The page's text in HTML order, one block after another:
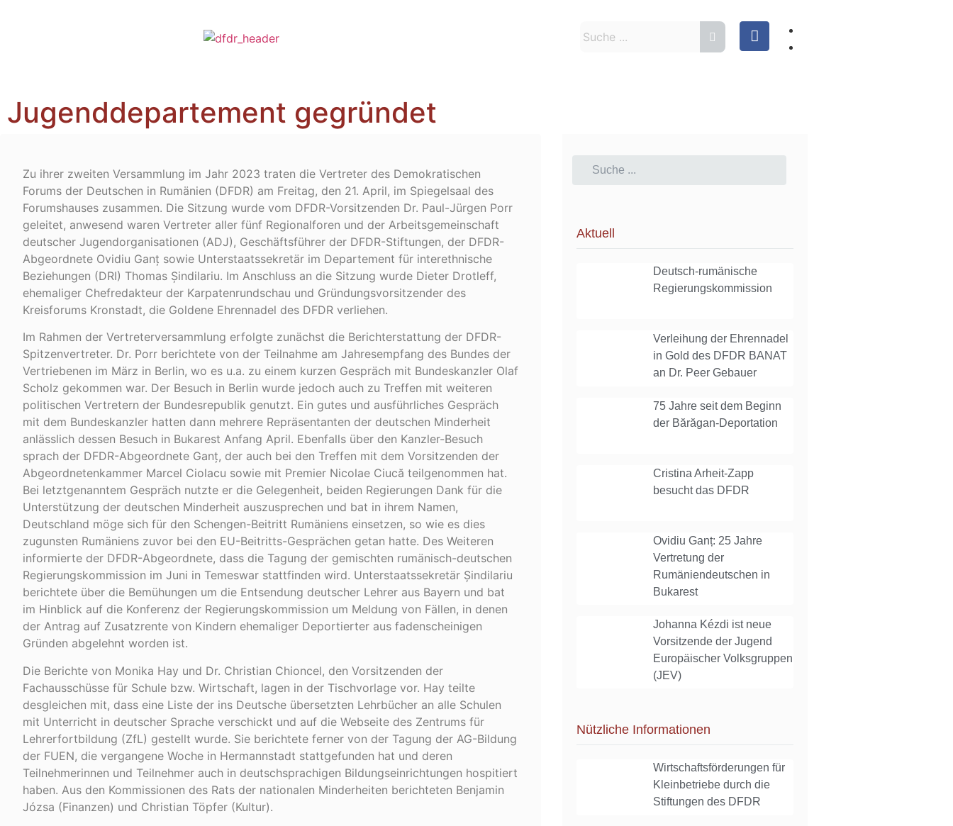
Jugenddepartement gegründet
Zu ihrer zweiten Versammlung im Jahr 2023 traten die Vertreter des Demokratischen
Forums der Deutschen in Rumänien (DFDR) am Freitag, den 21. April, im Spiegelsaal des
Forumshauses zusammen. Die Sitzung wurde vom DFDR-Vorsitzenden Dr. Paul-Jürgen Porr
geleitet, anwesend waren Vertreter aller fünf Regionalforen und der Arbeitsgemeinschaft
deutscher Jugendorganisationen (ADJ), Geschäftsführer der DFDR-Stiftungen, der DFDR-
Abgeordnete Ovidiu Ganț sowie Unterstaatssekretär im Departement für interethnische
Beziehungen (DRI) Thomas Șindilariu. Im Anschluss an die Sitzung wurde Dieter Drotleff,
ehemaliger Chefredakteur der Karpatenrundschau und Gründungsvorsitzender des
Kreisforums Kronstadt, die Goldene Ehrennadel des DFDR verliehen.
Im Rahmen der Vertreterversammlung erfolgte zunächst die Berichterstattung der DFDR-
Spitzenvertreter. Dr. Porr berichtete von der Teilnahme am Jahresempfang des Bundes der
Vertriebenen im März in Berlin, wo es u.a. zu einem kurzen Gespräch mit Bundeskanzler Olaf
Scholz gekommen war. Der Besuch in Berlin wurde jedoch auch zu Treffen mit weiteren
politischen Vertretern der Bundesrepublik genutzt. Ein gutes und ausführliches Gespräch
mit dem Bundeskanzler hatten dann mehrere Repräsentanten der deutschen Minderheit
anlässlich dessen Besuch in Bukarest Anfang April. Ebenfalls über den Kanzler-Besuch
sprach der DFDR-Abgeordnete Ganț, der auch bei den Treffen mit dem Vorsitzenden der
Abgeordnetenkammer Marcel Ciolacu sowie mit Premier Nicolae Ciucă teilgenommen hat.
Bei letztgenanntem Gespräch nutzte er die Gelegenheit, beiden Regierungen Dank für die
Unterstützung der deutschen Minderheit auszusprechen und bat in ihrem Namen,
Deutschland möge sich für den Schengen-Beitritt Rumäniens einsetzen, so wie es dies
zugunsten Rumäniens zuvor bei den EU-Beitritts-Gesprächen getan hatte. Des Weiteren
informierte der DFDR-Abgeordnete, dass die Tagung der gemischten rumänisch-deutschen
Regierungskommission im Juni in Temeswar stattfinden wird. Unterstaatssekretär Șindilariu
berichtete über die Bemühungen um die Entsendung deutscher Lehrer aus Bayern und bat
im Hinblick auf die Konferenz der Regierungskommission um Meldung von Fällen, in denen
der Antrag auf Zusatzrente von Kindern ehemaliger Deportierter aus fadenscheinigen
Gründen abgelehnt worden ist.
Die Berichte von Monika Hay und Dr. Christian Chioncel, den Vorsitzenden der
Fachausschüsse für Schule bzw. Wirtschaft, lagen in der Tischvorlage vor. Hay teilte
desgleichen mit, dass eine Liste der ins Deutsche übersetzten Lehrbücher an alle Schulen
mit Unterricht in deutscher Sprache verschickt und auf die Webseite des Zentrums für
Lehrerfortbildung (ZfL) gestellt wurde. Sie berichtete ferner von der Tagung der AG-Bildung
der FUEN, die vergangene Woche in Hermannstadt stattgefunden hat und deren
Teilnehmerinnen und Teilnehmer auch in deutschsprachigen Bildungseinrichtungen hospitiert
haben. Aus den Kommissionen des Rats der nationalen Minderheiten berichteten Benjamin
Józsa (Finanzen) und Christian Töpfer (Kultur).
Aktuell
Deutsch-rumänische
Regierungskommission
Verleihung der Ehrennadel
in Gold des DFDR BANAT
an Dr. Peer Gebauer
75 Jahre seit dem Beginn
der Bărăgan-Deportation
Cristina Arheit-Zapp
besucht das DFDR
Ovidiu Ganț: 25 Jahre
Vertretung der
Rumäniendeutschen in
Bukarest
Johanna Kézdi ist neue
Vorsitzende der Jugend
Europäischer Volksgruppen
(JEV)
Nützliche Informationen
Wirtschaftsförderungen für
Kleinbetriebe durch die
Stiftungen des DFDR